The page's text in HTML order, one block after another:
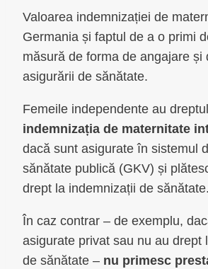
Valoarea indemnizației de
Germania și faptul de a o primi
măsură de forma de angajare și
asigurării de sănătate.
Femeile independente au
indemnizația de maternitate
dacă sunt asigurate în sistemul
sănătate publică (GKV) și
drept la indemnizații de sănătate.
În caz contrar – de exemplu,
asigurate privat sau nu au drept
de sănătate – nu primesc